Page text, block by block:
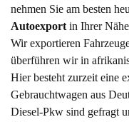
nehmen Sie am besten
Autoexport in Ihrer
Wir exportieren
überführen wir in
Hier besteht zurzeit eine
Gebrauchtwagen aus
Diesel-Pkw sind gefragt